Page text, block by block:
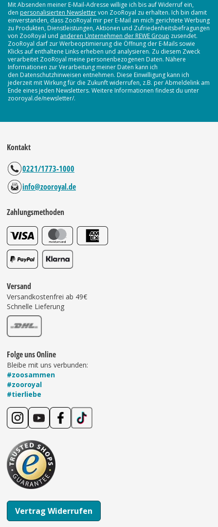
Mit Absenden meiner E-Mail-Adresse willige ich bis auf Widerruf ein,
den personalisierten Newslettervon ZooRoyal zu erhalten. Ich bin damit
einverstanden, dass ZooRoyal mir per E-Mail an mich gerichtete Werbung
zu Produkten, Dienstleistungen, Aktionen und Zufriedenheitsbefragungen
von ZooRoyal und anderen Unternehmen der REWE Group zusendet.
ZooRoyal darf zur Werbeoptimierung die Öffnung der E-Mails sowie
Klicks auf enthaltene Links erheben und analysieren. Zu diesem Zweck
verarbeitet ZooRoyal meine personenbezogenen Daten. Nähere
Informationen zur Verarbeitung meiner Daten kann ich
den Datenschutzhinweisen entnehmen. Diese Einwilligung kann ich
jederzeit mit Wirkung für die Zukunft widerrufen, z.B. per Abmeldelink am
Ende eines jeden Newsletters. Weitere Informationen findest du unter
zooroyal.de/newsletter/.
Kontakt
0221/1773-1000
info@zooroyal.de
Zahlungsmethoden
Versand
Versandkostenfrei ab 49€
Schnelle Lieferung
Folge uns Online
Bleibe mit uns verbunden:
#zoosammen
#zooroyal
#tierliebe
Vertrag Widerrufen